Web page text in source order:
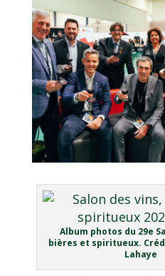
Album photos du 29e
bières et spiritueux.
Lahaye